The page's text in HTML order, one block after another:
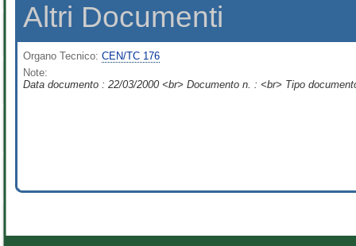
Altri Documenti
Organo Tecnico: CEN/TC 176
Note:
Data documento : 22/03/2000 <br> Documento n. : <br> Tipo